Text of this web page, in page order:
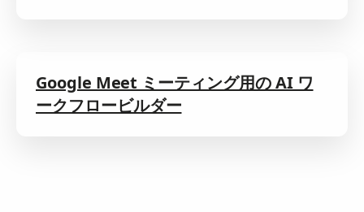
Google Meet ミーティング用の AI ワ
ークフロービルダー